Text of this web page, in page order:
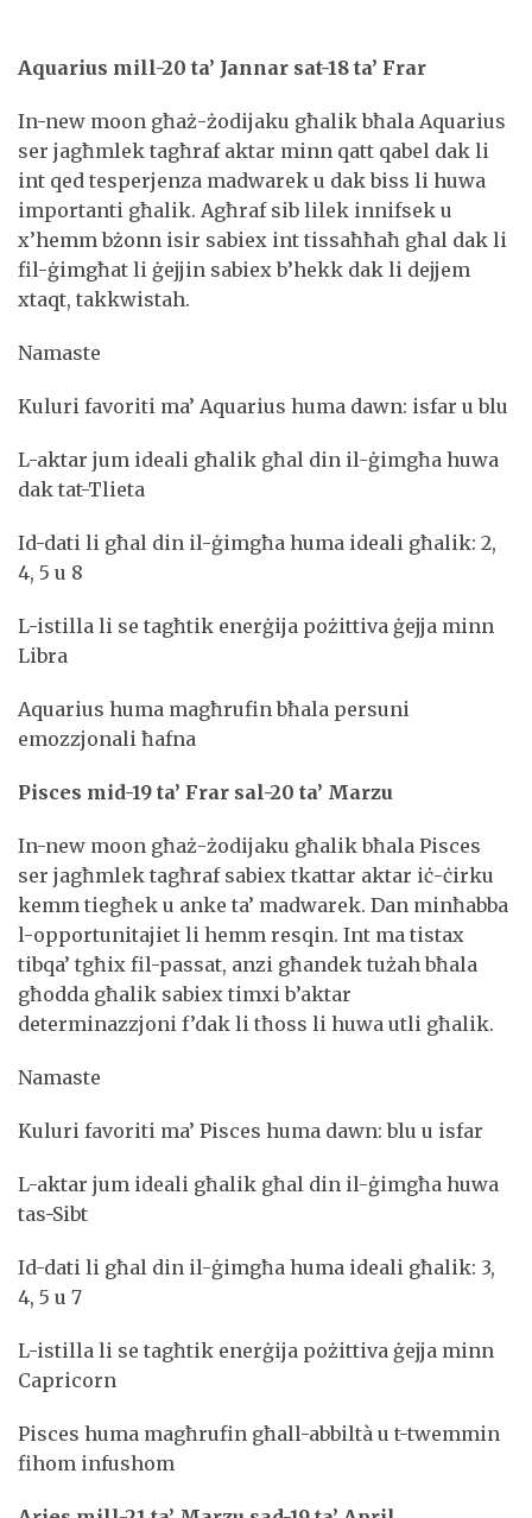
Aquarius mill-20 ta’ Jannar sat-18 ta’ Frar
In-new moon għaż-żodijaku għalik bħala Aquarius
ser jagħmlek tagħraf aktar minn qatt qabel dak li
int qed tesperjenza madwarek u dak biss li huwa
importanti għalik. Agħraf sib lilek innifsek u
x’hemm bżonn isir sabiex int tissaħħaħ għal dak li
fil-ġimgħat li ġejjin sabiex b’hekk dak li dejjem
xtaqt, takkwistah.
Namaste
Kuluri favoriti ma’ Aquarius huma dawn: isfar u blu
L-aktar jum ideali għalik għal din il-ġimgħa huwa
dak tat-Tlieta
Id-dati li għal din il-ġimgħa huma ideali għalik: 2,
4, 5 u 8
L-istilla li se tagħtik enerġija pożittiva ġejja minn
Libra
Aquarius huma magħrufin bħala persuni
emozzjonali ħafna
Pisces mid-19 ta’ Frar sal-20 ta’ Marzu
In-new moon għaż-żodijaku għalik bħala Pisces
ser jagħmlek tagħraf sabiex tkattar aktar iċ-ċirku
kemm tiegħek u anke ta’ madwarek. Dan minħabba
l-opportunitajiet li hemm resqin. Int ma tistax
tibqa’ tgħix fil-passat, anzi għandek tużah bħala
għodda għalik sabiex timxi b’aktar
determinazzjoni f’dak li tħoss li huwa utli għalik.
Namaste
Kuluri favoriti ma’ Pisces huma dawn: blu u isfar
L-aktar jum ideali għalik għal din il-ġimgħa huwa
tas-Sibt
Id-dati li għal din il-ġimgħa huma ideali għalik: 3,
4, 5 u 7
L-istilla li se tagħtik enerġija pożittiva ġejja minn
Capricorn
Pisces huma magħrufin għall-abbiltà u t-twemmin
fihom infushom